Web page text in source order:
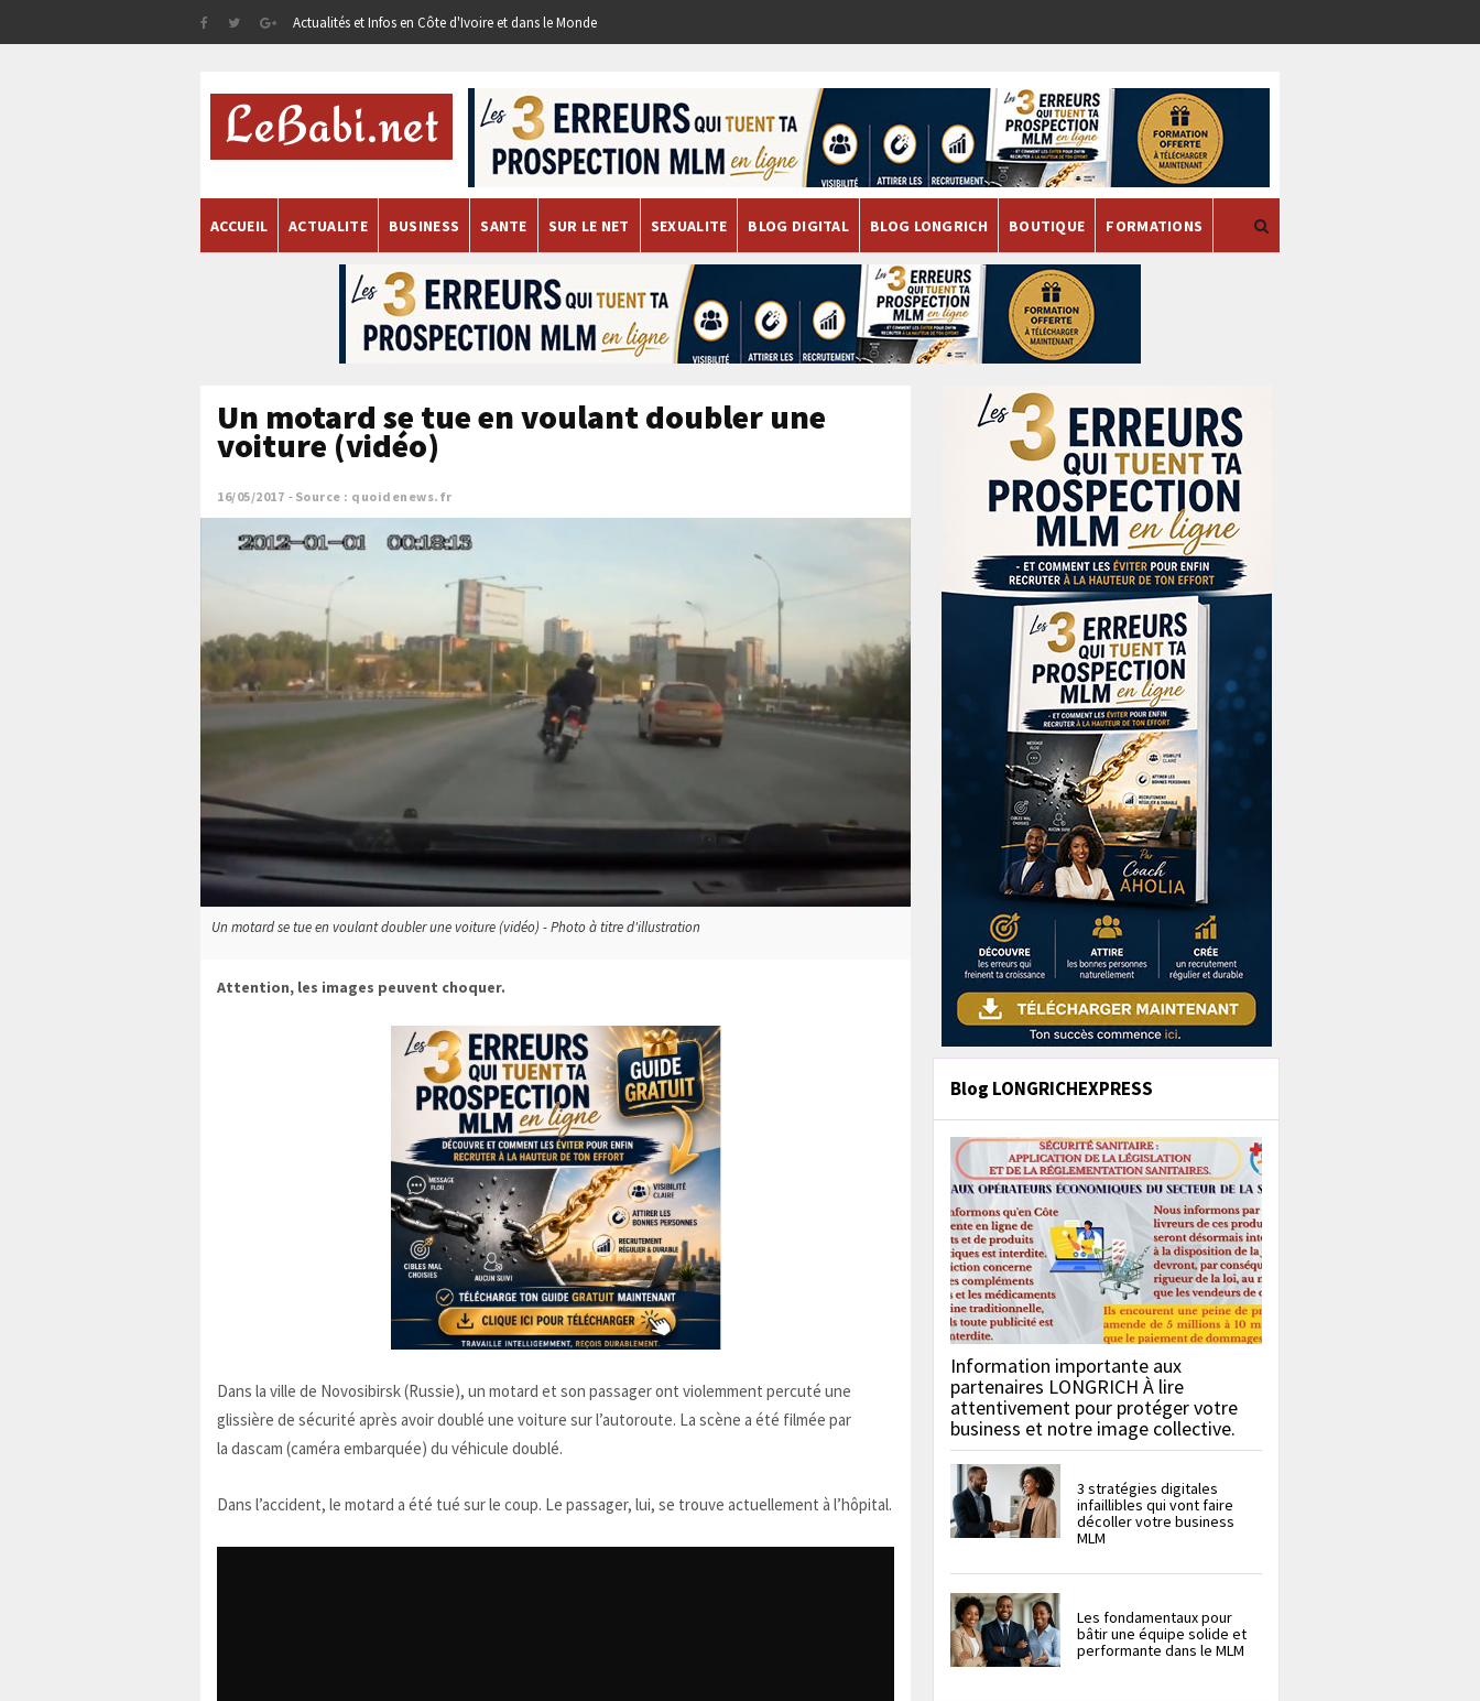
Actualités et Infos en Côte d'Ivoire et dans le Monde
ACCUEIL ACTUALITE BUSINESS SANTE SUR LE NET SEXUALITE BLOG DIGITAL BLOG LONGRICH BOUTIQUE FORMATIONS
Un motard se tue en voulant doubler une
voiture (vidéo)
16/05/2017 Source : quoidenews.fr
Un motard se tue en voulant doubler une voiture (vidéo) - Photo à titre d'illustration
Attention, les images peuvent choquer.
Dans la ville de Novosibirsk (Russie), un motard et son passager ont violemment percuté une
glissière de sécurité après avoir doublé une voiture sur l’autoroute. La scène a été filmée par
la dascam (caméra embarquée) du véhicule doublé.
Dans l’accident, le motard a été tué sur le coup. Le passager, lui, se trouve actuellement à l’hôpital.
Blog LONGRICHEXPRESS
Information importante aux
partenaires LONGRICH À lire
attentivement pour protéger votre
business et notre image collective.
3 stratégies digitales
infaillibles qui vont faire
décoller votre business
MLM
Les fondamentaux pour
bâtir une équipe solide et
performante dans le MLM